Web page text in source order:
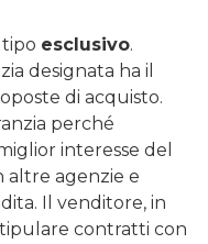
tipo esclusivo.
designata ha il
di acquisto.
perché
interesse del
altre agenzie e
Il venditore, in
contratti con